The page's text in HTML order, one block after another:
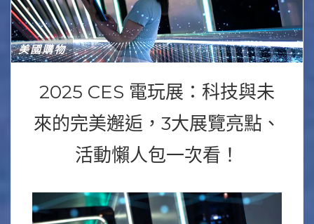
美國購物
2025 CES 電玩展：科技與未
來的完美邂逅，3大展覽亮點、
活動懶人包一次看！